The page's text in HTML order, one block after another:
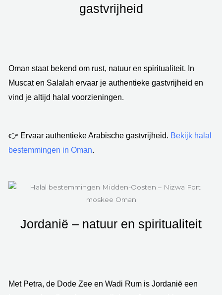
gastvrijheid
Oman staat bekend om rust, natuur en spiritualiteit. In
Muscat en Salalah ervaar je authentieke gastvrijheid en
vind je altijd halal voorzieningen.
👉 Ervaar authentieke Arabische gastvrijheid. Bekijk halal
bestemmingen in Oman.
Jordanië – natuur en spiritualiteit
Met Petra, de Dode Zee en Wadi Rum is Jordanië een